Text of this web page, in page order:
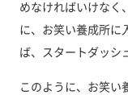
めなければいけなく
に、お笑い養成所に
ば、スタートダッシ
このように、お笑い